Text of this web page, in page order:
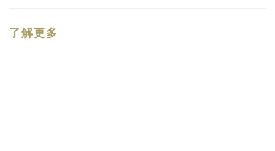
了解更多